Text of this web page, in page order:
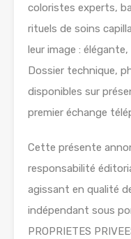
coloristes experts,
rituels de soins
leur image :
Dossier technique,
disponibles sur
premier échange
Cette présente
responsabilité
agissant en qualité
indépendant sous
PROPRIETES